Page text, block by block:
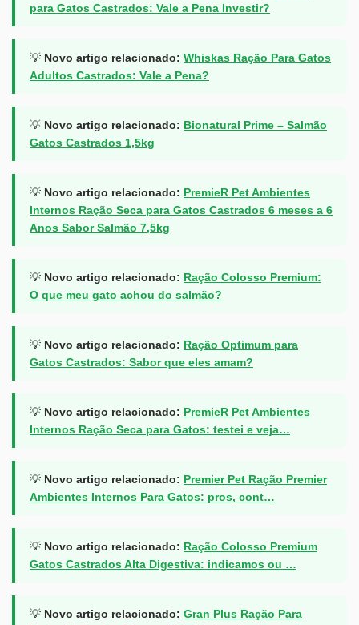
para Gatos Castrados: Vale a Pena Investir?
💡 Novo artigo relacionado: Whiskas Ração Para Gatos
Adultos Castrados: Vale a Pena?
💡 Novo artigo relacionado: Bionatural Prime – Salmão
Gatos Castrados 1,5kg
💡 Novo artigo relacionado: PremieR Pet Ambientes
Internos Ração Seca para Gatos Castrados 6 meses a 6
Anos Sabor Salmão 7,5kg
💡 Novo artigo relacionado: Ração Colosso Premium:
O que meu gato achou do salmão?
💡 Novo artigo relacionado: Ração Optimum para
Gatos Castrados: Sabor que eles amam?
💡 Novo artigo relacionado: PremieR Pet Ambientes
Internos Ração Seca para Gatos: testei e veja…
💡 Novo artigo relacionado: Premier Pet Ração Premier
Ambientes Internos Para Gatos: pros, cont…
💡 Novo artigo relacionado: Ração Colosso Premium
Gatos Castrados Alta Digestiva: indicamos ou …
💡 Novo artigo relacionado: Gran Plus Ração Para